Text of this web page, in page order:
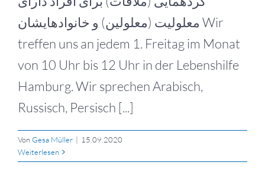
معلولیت (معلولین) و خانوادهایشان Wir
treffen uns an jedem 1. Freitag im Monat
von 10 Uhr bis 12 Uhr in der Lebenshilfe
Hamburg. Wir sprechen Arabisch,
Russisch, Persisch [...]
VonGesa Müller | 15.09.2020
Weiterlesen